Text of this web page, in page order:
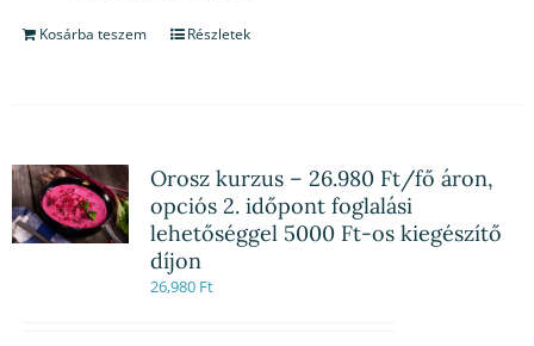
Kosárba teszem Részletek
Orosz kurzus – 26.980 Ft/fő áron,
opciós 2. időpont foglalási
lehetőséggel 5000 Ft-os kiegészítő
díjon
26,980 Ft